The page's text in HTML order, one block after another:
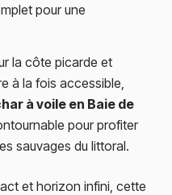
pour une
la côte picarde et
à la fois accessible,
à voile en Baie de
pour profiter
sauvages du littoral.
et horizon infini, cette